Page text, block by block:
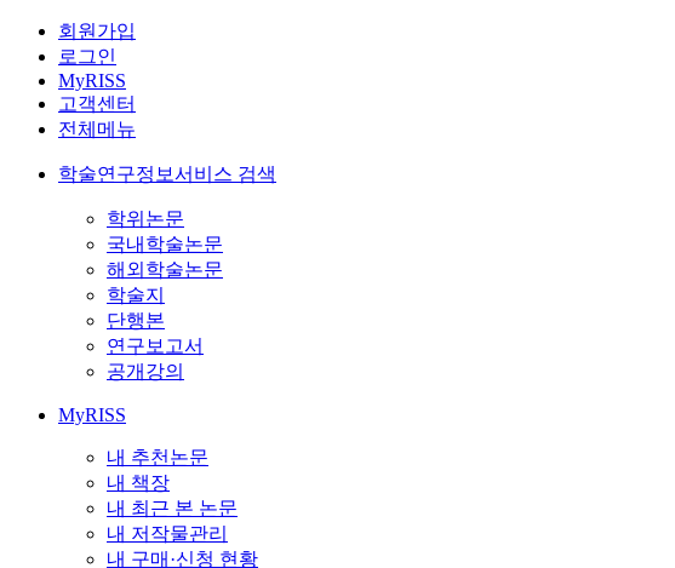
회원가입
로그인
MyRISS
고객센터
전체메뉴
학술연구정보서비스 검색
학위논문
국내학술논문
해외학술논문
학술지
단행본
연구보고서
공개강의
MyRISS
내 추천논문
내 책장
내 최근 본 논문
내 저작물관리
내 구매·신청 현황